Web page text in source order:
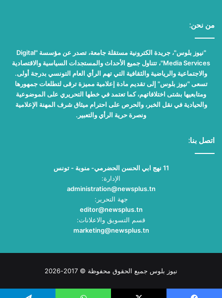
من نحن:
"نيوز بلوس"، جريدة الكترونية مستقلة جامعة، تصدر عن مؤسسة "Digital
Media Services"، تتناول جميع الأحداث والمستجدات السياسية والاقتصادية
والاجتماعية والرياضية والثقافية التي تهم الرأي العام التونسي بدرجة أولى.
تسعى "نيوز بلوس" إلى تقديم مادة إعلامية مميزة ترقى لتطلعات جمهورها
ومتابعيها بشتى اختلافاتهم، كما تعتمد في خطها التحريري على الموضوعية
والحيادية في نقل الخبر، والحرص على احترام ميثاق شرف المهنة الإعلامية
ونصرة حرية الرأي والتعبير.
اتصل بنا:
11 نهج ابي الحسن الحضرمي- منوبة - تونس
الإدارة:
administration@newsplus.tn
جهة التحرير:
editor@newsplus.tn
قسم التسويق والاعلانات:
marketing@newsplus.tn
نيوز بلوس جميع الحقوق محفوظة © 2017-2026